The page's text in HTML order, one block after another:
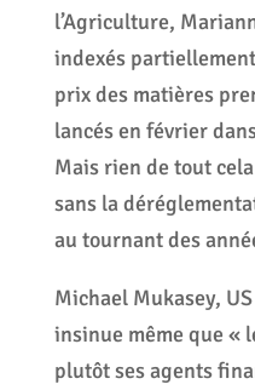
l’Agriculture,
indexés
prix des matières
lancés en février
Mais rien de tout
sans la
au tournant des
Michael Mukasey,
insinue même que «
plutôt ses agents